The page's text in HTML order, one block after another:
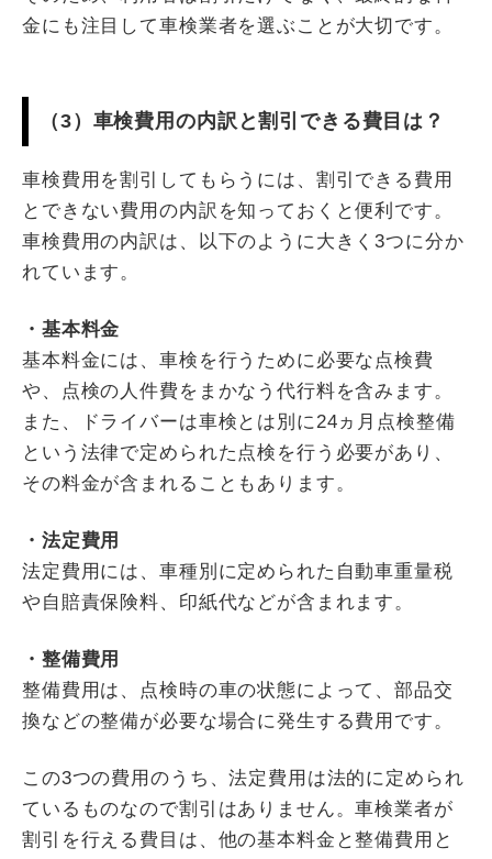
金にも注目して車検業者を選ぶことが大切です。
（3）車検費用の内訳と割引できる費目は？
車検費用を割引してもらうには、割引できる費用
とできない費用の内訳を知っておくと便利です。
車検費用の内訳は、以下のように大きく3つに分か
れています。
・基本料金
基本料金には、車検を行うために必要な点検費
や、点検の人件費をまかなう代行料を含みます。
また、ドライバーは車検とは別に24ヵ月点検整備
という法律で定められた点検を行う必要があり、
その料金が含まれることもあります。
・法定費用
法定費用には、車種別に定められた自動車重量税
や自賠責保険料、印紙代などが含まれます。
・整備費用
整備費用は、点検時の車の状態によって、部品交
換などの整備が必要な場合に発生する費用です。
この3つの費用のうち、法定費用は法的に定められ
ているものなので割引はありません。車検業者が
割引を行える費目は、他の基本料金と整備費用と